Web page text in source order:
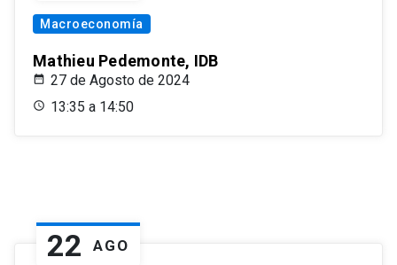
Macroeconomía
Mathieu Pedemonte, IDB
27 de Agosto de 2024
13:35 a 14:50
22 AGO